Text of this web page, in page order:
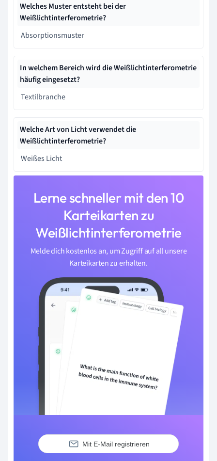
Welches Muster entsteht bei der
Weißlichtinterferometrie?
Absorptionsmuster
In welchem Bereich wird die Weißlichtinterferometrie
häufig eingesetzt?
Textilbranche
Welche Art von Licht verwendet die
Weißlichtinterferometrie?
Weißes Licht
Lerne schneller mit den 10
Karteikarten zu
Weißlichtinterferometrie
Melde dich kostenlos an, um Zugriff auf all unsere
Karteikarten zu erhalten.
Mit E-Mail registrieren